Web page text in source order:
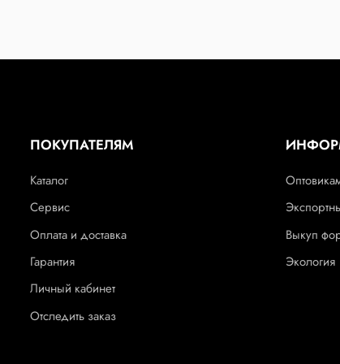
ПОКУПАТЕЛЯМ
Каталог
Сервис
Оплата и доставка
Гарантия
Личный кабинет
Отследить заказ
Выкуп
Экология